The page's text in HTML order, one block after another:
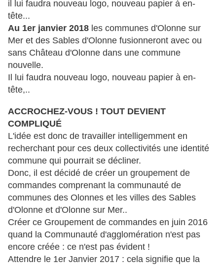
il lui faudra nouveau logo, nouveau papier à en-
tête...
Au 1er janvier 2018 les communes d'Olonne sur
Mer et des Sables d'Olonne fusionneront avec ou
sans Château d'Olonne dans une commune
nouvelle.
Il lui faudra nouveau logo, nouveau papier à en-
tête,..
ACCROCHEZ-VOUS ! TOUT DEVIENT
COMPLIQUÉ
L'idée est donc de travailler intelligemment en
recherchant pour ces deux collectivités une identité
commune qui pourrait se décliner.
Donc, il est décidé de créer un groupement de
commandes comprenant la communauté de
communes des Olonnes et les villes des Sables
d'Olonne et d'Olonne sur Mer..
Créer ce Groupement de commandes en juin 2016
quand la Communauté d'agglomération n'est pas
encore créée : ce n'est pas évident !
Attendre le 1er Janvier 2017 : cela signifie que la